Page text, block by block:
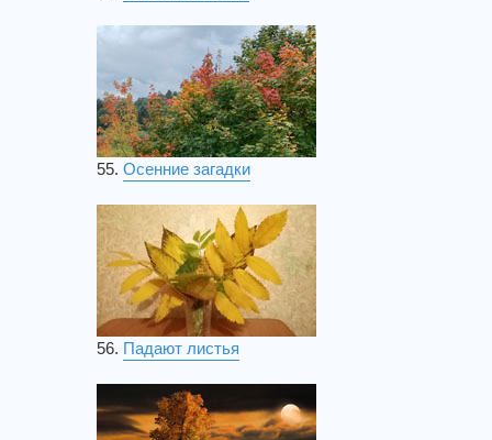
55. Осенние загадки
56. Падают листья